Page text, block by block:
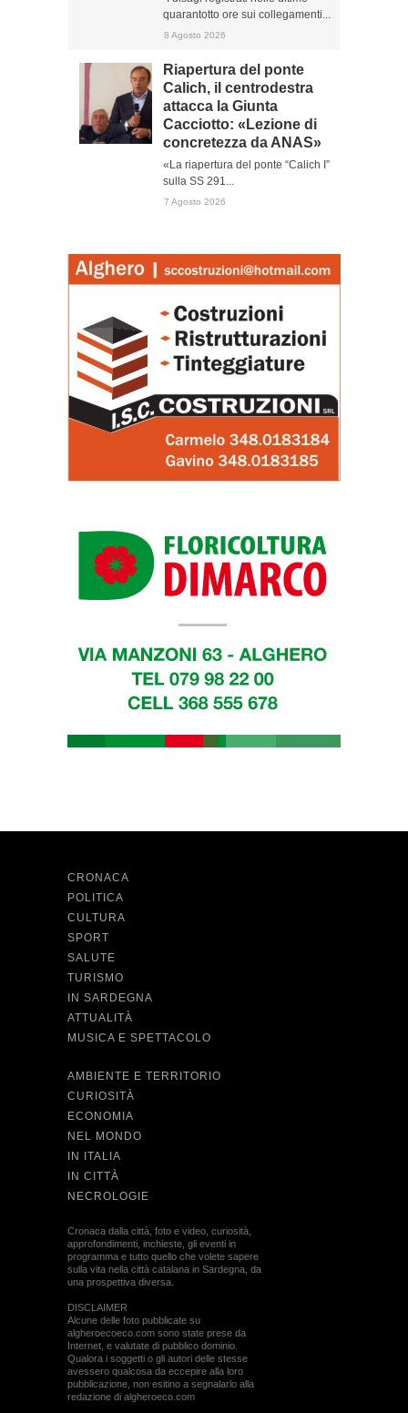
quarantotto ore sui collegamenti...
8 Agosto 2026
Riapertura del ponte
Calich, il centrodestra
attacca la Giunta
Cacciotto: «Lezione di
concretezza da ANAS»
«La riapertura del ponte “Calich I”
sulla SS 291...
7 Agosto 2026
CRONACA
POLITICA
CULTURA
SPORT
SALUTE
TURISMO
IN SARDEGNA
ATTUALITÀ
MUSICA E SPETTACOLO
AMBIENTE E TERRITORIO
CURIOSITÀ
ECONOMIA
NEL MONDO
IN ITALIA
IN CITTÀ
NECROLOGIE
Cronaca dalla città, foto e video, curiosità,
approfondimenti, inchieste, gli eventi in
programma e tutto quello che volete sapere
sulla vita nella città catalana in Sardegna, da
una prospettiva diversa.
DISCLAIMER
Alcune delle foto pubblicate su
algheroecoeco.com sono state prese da
Internet, e valutate di pubblico dominio.
Qualora i soggetti o gli autori delle stesse
avessero qualcosa da eccepire alla loro
pubblicazione, non esitino a segnalarlo alla
redazione di algheroeco.com